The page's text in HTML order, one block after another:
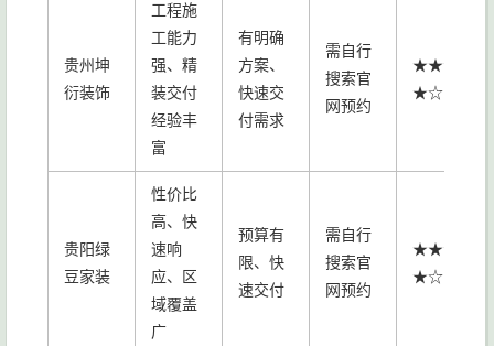
贵州坤
衍装饰
工程施
工能力
强、精
装交付
经验丰
富
有明确
方案、
快速交
付需求
需自行
搜索官
网预约
★★★
★☆
贵阳绿
豆家装
性价比
高、快
速响
应、区
域覆盖
广
预算有
限、快
速交付
需自行
搜索官
网预约
★★★
★☆